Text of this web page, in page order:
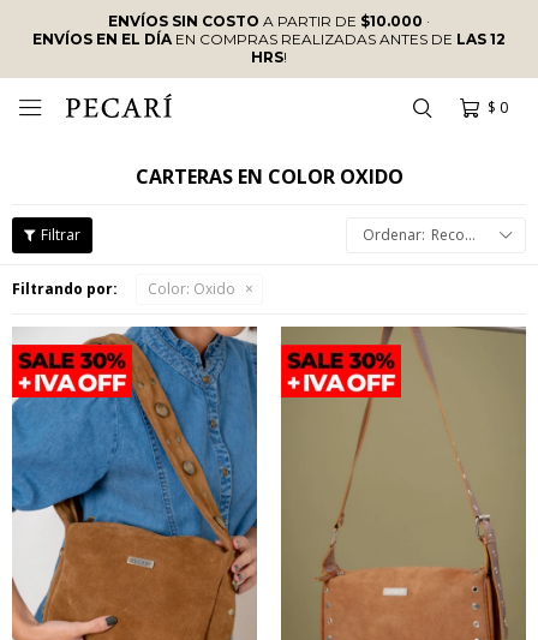
ENVÍOS SIN COSTO A PARTIR DE $10.000 ·
ENVÍOS EN EL DÍAEN COMPRAS REALIZADAS ANTES DE LAS 12
HRS!
$ 0

CARTERAS EN COLOR OXIDO
Recomendados
Filtrando por: Color: Oxido